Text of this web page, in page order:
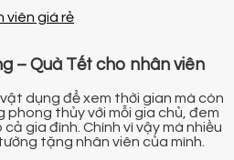
– Quà Tết cho nhân viên
dụng để xem thời gian mà còn
phong thủy với mỗi gia chủ, đem
gia đình. Chính vì vậy mà nhiều
tặng nhân viên của mình.